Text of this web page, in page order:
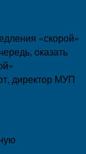
«скорой»
оказать
директор МУП